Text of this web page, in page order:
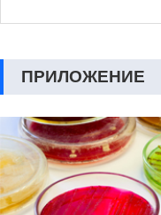
ПРИЛОЖЕНИЕ